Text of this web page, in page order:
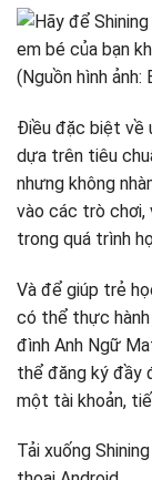
Điều đặc biệt về
dựa trên tiêu
nhưng không
vào các trò chơi,
trong quá trình
Và để giúp trẻ
có thể thực hành
đình Anh Ngữ
thể đăng ký đầy
một tài khoản,
Tải xuống